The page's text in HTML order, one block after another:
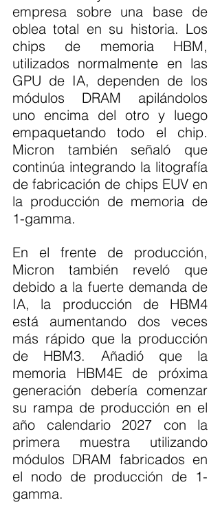
empresa sobre una base de
oblea total en su historia. Los
chips de memoria HBM,
utilizados normalmente en las
GPU de IA, dependen de los
módulos DRAM apilándolos
uno encima del otro y luego
empaquetando todo el chip.
Micron también señaló que
continúa integrando la litografía
de fabricación de chips EUV en
la producción de memoria de
1-gamma.
En el frente de producción,
Micron también reveló que
debido a la fuerte demanda de
IA, la producción de HBM4
está aumentando dos veces
más rápido que la producción
de HBM3. Añadió que la
memoria HBM4E de próxima
generación debería comenzar
su rampa de producción en el
año calendario 2027 con la
primera muestra utilizando
módulos DRAM fabricados en
el nodo de producción de 1-
gamma.